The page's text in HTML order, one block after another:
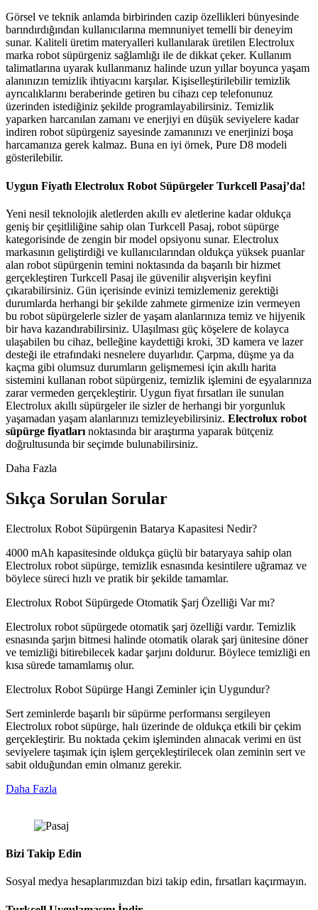
Görsel ve teknik anlamda birbirinden cazip özellikleri bünyesinde
barındırdığından kullanıcılarına memnuniyet temelli bir deneyim
sunar. Kaliteli üretim materyalleri kullanılarak üretilen Electrolux
marka robot süpürgeniz sağlamlığı ile de dikkat çeker. Kullanım
talimatlarına uyarak kullanmanız halinde uzun yıllar boyunca yaşam
alanınızın temizlik ihtiyacını karşılar. Kişiselleştirilebilir temizlik
ayrıcalıklarını beraberinde getiren bu cihazı cep telefonunuz
üzerinden istediğiniz şekilde programlayabilirsiniz. Temizlik
yaparken harcanılan zamanı ve enerjiyi en düşük seviyelere kadar
indiren robot süpürgeniz sayesinde zamanınızı ve enerjinizi boşa
harcamanıza gerek kalmaz. Buna en iyi örnek, Pure D8​ modeli
gösterilebilir.
Uygun Fiyatlı Electrolux Robot Süpürgeler Turkcell Pasaj’da!
Yeni nesil teknolojik aletlerden akıllı ev aletlerine kadar oldukça
geniş bir çeşitliliğine sahip olan Turkcell Pasaj, robot süpürge
kategorisinde de zengin bir model opsiyonu sunar. Electrolux
markasının geliştirdiği ve kullanıcılarından oldukça yüksek puanlar
alan robot süpürgenin temini noktasında da başarılı bir hizmet
gerçekleştiren Turkcell Pasaj ile güvenilir alışverişin keyfini
çıkarabilirsiniz. Gün içerisinde evinizi temizlemeniz gerektiği
durumlarda herhangi bir şekilde zahmete girmenize izin vermeyen
bu robot süpürgelerle sizler de yaşam alanlarınıza temiz ve hijyenik
bir hava kazandırabilirsiniz. Ulaşılması güç köşelere de kolayca
ulaşabilen bu cihaz, belleğine kaydettiği kroki, 3D kamera ve lazer
desteği ile etrafındaki nesnelere duyarlıdır. Çarpma, düşme ya da
kaçma gibi olumsuz durumların gelişmemesi için akıllı harita
sistemini kullanan robot süpürgeniz, temizlik işlemini de eşyalarınıza
zarar vermeden gerçekleştirir. Uygun fiyat fırsatları ile sunulan
Electrolux akıllı süpürgeler ile sizler de herhangi bir yorgunluk
yaşamadan yaşam alanlarınızı temizleyebilirsiniz. Electrolux robot
süpürge fiyatları noktasında bir araştırma yaparak bütçeniz
doğrultusunda bir seçimde bulunabilirsiniz.
Daha Fazla
Sıkça Sorulan Sorular
Electrolux Robot Süpürgenin Batarya Kapasitesi Nedir?
4000 mAh kapasitesinde oldukça güçlü bir bataryaya sahip olan
Electrolux robot süpürge, temizlik esnasında kesintilere uğramaz ve
böylece süreci hızlı ve pratik bir şekilde tamamlar.
Electrolux Robot Süpürgede Otomatik Şarj Özelliği Var mı?
Electrolux robot süpürgede otomatik şarj özelliği vardır. Temizlik
esnasında şarjın bitmesi halinde otomatik olarak şarj ünitesine döner
ve temizliği bitirebilecek kadar şarjını doldurur. Böylece temizliği en
kısa sürede tamamlamış olur.
Electrolux Robot Süpürge Hangi Zeminler için Uygundur?
Sert zeminlerde başarılı bir süpürme performansı sergileyen
Electrolux robot süpürge, halı üzerinde de oldukça etkili bir çekim
gerçekleştirir. Bu noktada çekim işleminden alınacak verimi en üst
seviyelere taşımak için işlem gerçekleştirilecek olan zeminin sert ve
sabit olduğundan emin olmanız gerekir.
Daha Fazla
Bizi Takip Edin
Sosyal medya hesaplarımızdan bizi takip edin, fırsatları kaçırmayın.